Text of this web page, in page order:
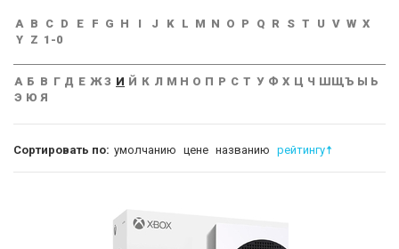
A B C D E F G H I J K L M N O P Q R S T U V W X
Y
Z 1-0
А Б В Г Д Е ЖЗ И Й К Л М Н О П Р С Т У Ф Х Ц Ч ШЩЪ Ы Ь
Э Ю Я
Сортировать по: умолчанию цене названию рейтингу